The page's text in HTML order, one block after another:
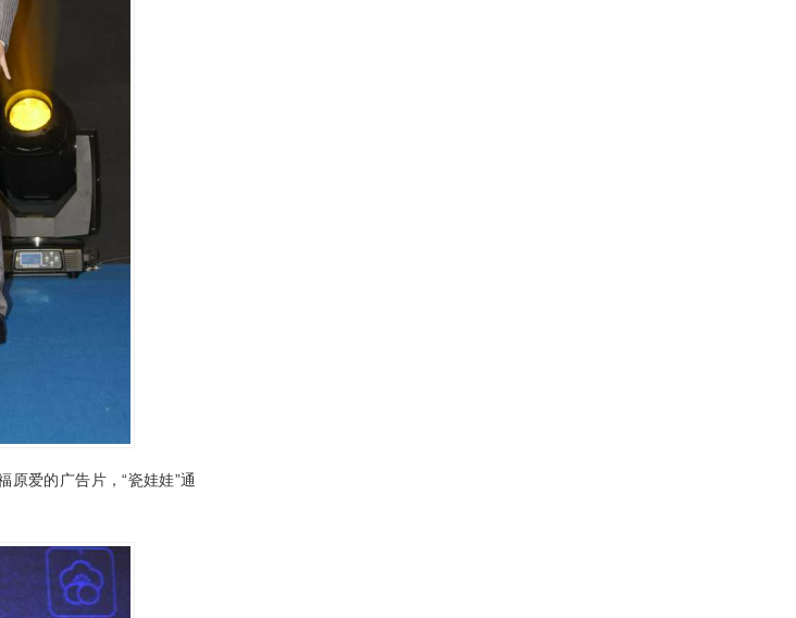
原爱的广告片，“瓷娃娃”通